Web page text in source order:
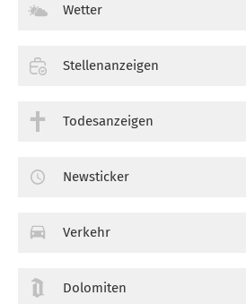
Wetter
Stellenanzeigen
Todesanzeigen
Newsticker
Verkehr
Dolomiten